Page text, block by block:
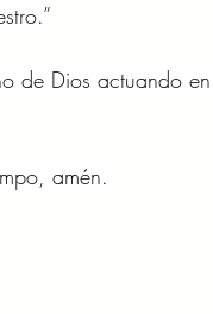
de Dios actuando en
amén.